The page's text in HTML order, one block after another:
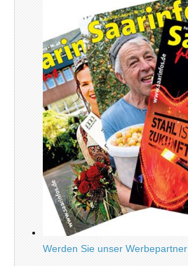
Werden Sie unser Werbepartner